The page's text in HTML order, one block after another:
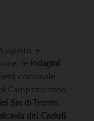
agosto, e
le indagini
comunale
Campotrentino,
Sin di Trento
dei Caduti